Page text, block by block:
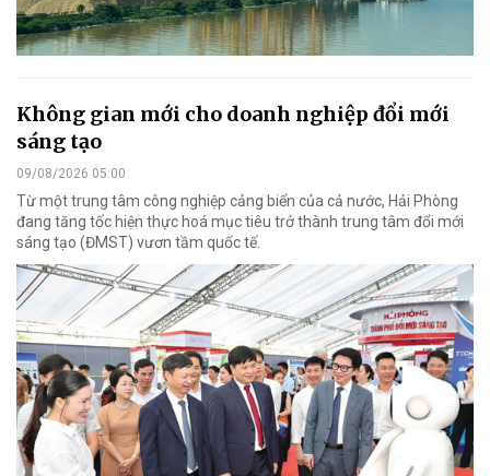
Không gian mới cho doanh nghiệp đổi mới
sáng tạo
09/08/2026 05:00
Từ một trung tâm công nghiệp cảng biển của cả nước, Hải Phòng
đang tăng tốc hiện thực hoá mục tiêu trở thành trung tâm đổi mới
sáng tạo (ĐMST) vươn tầm quốc tế.